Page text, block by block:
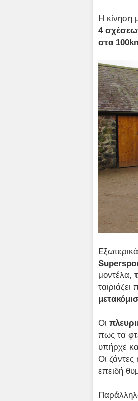
Η κίνηση
4
στα 100
μοντέλα,
Οι
πως τα
υπήρχε
Οι ζάντες
επειδή